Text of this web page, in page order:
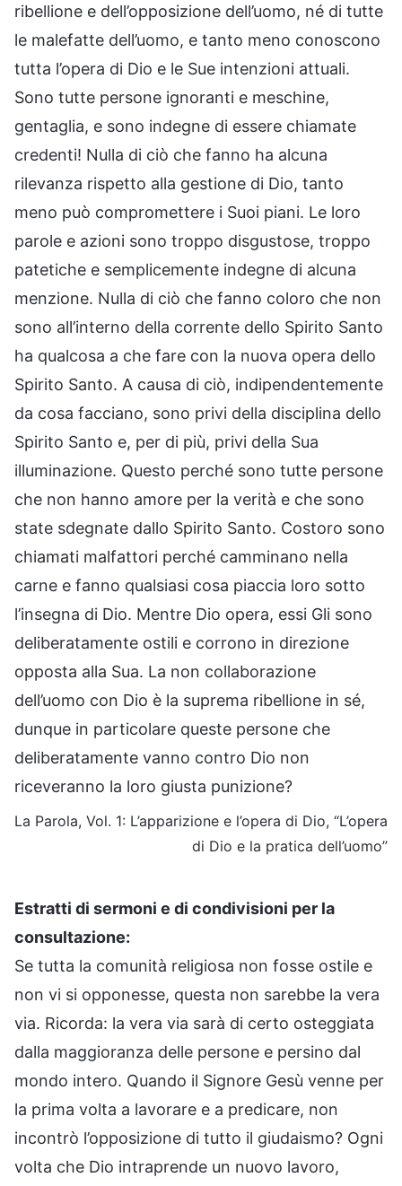
ribellione e dell’opposizione dell’uomo, né di tutte
le malefatte dell’uomo, e tanto meno conoscono
tutta l’opera di Dio e le Sue intenzioni attuali.
Sono tutte persone ignoranti e meschine,
gentaglia, e sono indegne di essere chiamate
credenti! Nulla di ciò che fanno ha alcuna
rilevanza rispetto alla gestione di Dio, tanto
meno può compromettere i Suoi piani. Le loro
parole e azioni sono troppo disgustose, troppo
patetiche e semplicemente indegne di alcuna
menzione. Nulla di ciò che fanno coloro che non
sono all’interno della corrente dello Spirito Santo
ha qualcosa a che fare con la nuova opera dello
Spirito Santo. A causa di ciò, indipendentemente
da cosa facciano, sono privi della disciplina dello
Spirito Santo e, per di più, privi della Sua
illuminazione. Questo perché sono tutte persone
che non hanno amore per la verità e che sono
state sdegnate dallo Spirito Santo. Costoro sono
chiamati malfattori perché camminano nella
carne e fanno qualsiasi cosa piaccia loro sotto
l’insegna di Dio. Mentre Dio opera, essi Gli sono
deliberatamente ostili e corrono in direzione
opposta alla Sua. La non collaborazione
dell’uomo con Dio è la suprema ribellione in sé,
dunque in particolare queste persone che
deliberatamente vanno contro Dio non
riceveranno la loro giusta punizione?
La Parola, Vol. 1: L’apparizione e l’opera di Dio, “L’opera
di Dio e la pratica dell’uomo”
Estratti di sermoni e di condivisioni per la
consultazione:
Se tutta la comunità religiosa non fosse ostile e
non vi si opponesse, questa non sarebbe la vera
via. Ricorda: la vera via sarà di certo osteggiata
dalla maggioranza delle persone e persino dal
mondo intero. Quando il Signore Gesù venne per
la prima volta a lavorare e a predicare, non
incontrò l’opposizione di tutto il giudaismo? Ogni
volta che Dio intraprende un nuovo lavoro,